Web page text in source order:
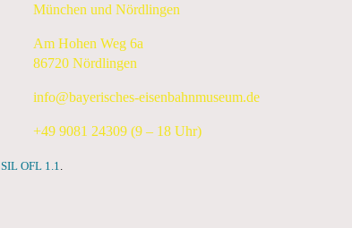
München und Nördlingen
Am Hohen Weg 6a
86720 Nördlingen
info@bayerisches-eisenbahnmuseum.de
+49 9081 24309 (9 – 18 Uhr)
SIL OFL 1.1.